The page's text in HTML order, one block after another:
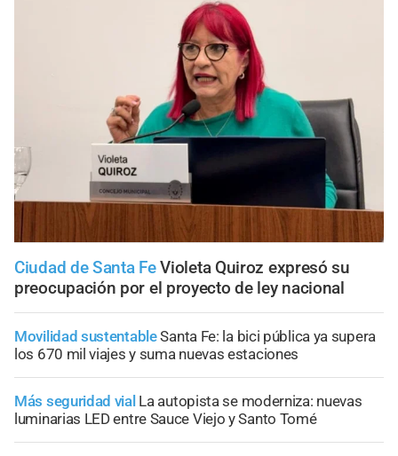
Ciudad de Santa Fe Violeta Quiroz expresó su
preocupación por el proyecto de ley nacional
Movilidad sustentableSanta Fe: la bici pública ya supera
los 670 mil viajes y suma nuevas estaciones
Más seguridad vial La autopista se moderniza: nuevas
luminarias LED entre Sauce Viejo y Santo Tomé